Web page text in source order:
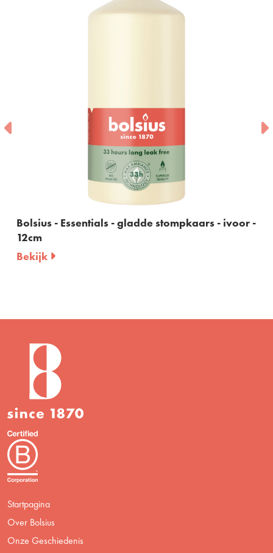
- Essentials - gladde stompkaars - ivoor -
Startpagina
Over Bolsius
Onze Geschiedenis